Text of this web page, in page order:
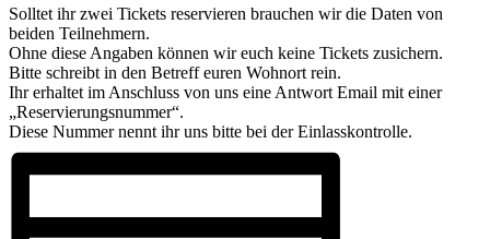
Solltet ihr zwei Tickets reservieren brauchen wir die Daten von
beiden Teilnehmern.
Ohne diese Angaben können wir euch keine Tickets zusichern.
Bitte schreibt in den Betreff euren Wohnort rein.
Ihr erhaltet im Anschluss von uns eine Antwort Email mit einer
„Reservierungsnummer“.
Diese Nummer nennt ihr uns bitte bei der Einlasskontrolle.